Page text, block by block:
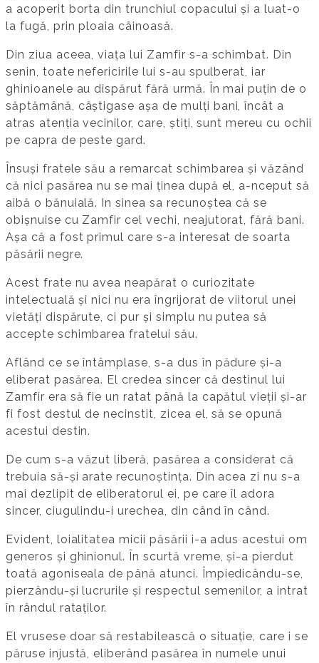
a acoperit borta din trunchiul copacului și a luat-o
la fugă, prin ploaia câinoasă.
Din ziua aceea, viața lui Zamfir s-a schimbat. Din
senin, toate nefericirile lui s-au spulberat, iar
ghinioanele au dispărut fără urmă. În mai puțin de o
săptămână, câștigase așa de mulți bani, încât a
atras atenția vecinilor, care, știți, sunt mereu cu ochii
pe capra de peste gard.
Însuși fratele său a remarcat schimbarea și văzând
că nici pasărea nu se mai ținea după el, a-nceput să
aibă o bănuială. In sinea sa recunoștea că se
obișnuise cu Zamfir cel vechi, neajutorat, fără bani.
Așa că a fost primul care s-a interesat de soarta
păsării negre.
Acest frate nu avea neapărat o curiozitate
intelectuală și nici nu era îngrijorat de viitorul unei
vietăți dispărute, ci pur și simplu nu putea să
accepte schimbarea fratelui său.
Aflând ce se întâmplase, s-a dus în pădure și-a
eliberat pasărea. El credea sincer că destinul lui
Zamfir era să fie un ratat până la capătul vieții și-ar
fi fost destul de necinstit, zicea el, să se opună
acestui destin.
De cum s-a văzut liberă, pasărea a considerat că
trebuia să-și arate recunoștința. Din acea zi nu s-a
mai dezlipit de eliberatorul ei, pe care îl adora
sincer, ciugulindu-i urechea, din când în când.
Evident, loialitatea micii păsării i-a adus acestui om
generos și ghinionul. În scurtă vreme, și-a pierdut
toată agoniseala de până atunci. Împiedicându-se,
pierzându-și lucrurile și respectul semenilor, a intrat
în rândul rataților.
El vrusese doar să restabilească o situație, care i se
păruse injustă, eliberând pasărea în numele unui